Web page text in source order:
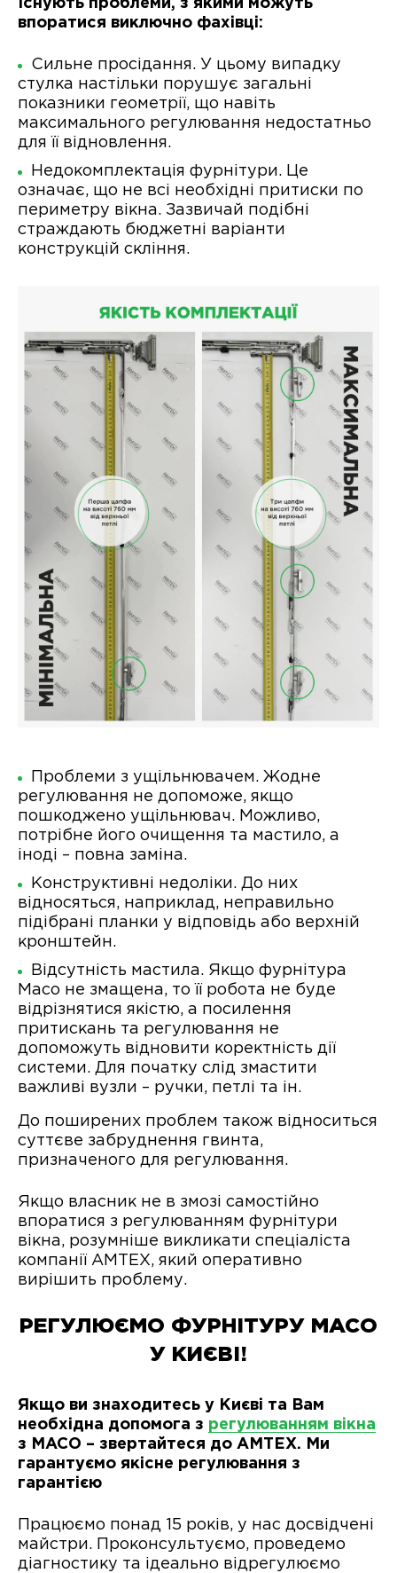
Існують проблеми, з якими можуть
впоратися виключно фахівці:
Сильне просідання. У цьому випадку
стулка настільки порушує загальні
показники геометрії, що навіть
максимального регулювання недостатньо
для її відновлення.
Недокомплектація фурнітури. Це
означає, що не всі необхідні притиски по
периметру вікна. Зазвичай подібні
страждають бюджетні варіанти
конструкцій скління.
Проблеми з ущільнювачем. Жодне
регулювання не допоможе, якщо
пошкоджено ущільнювач. Можливо,
потрібне його очищення та мастило, а
іноді – повна заміна.
Конструктивні недоліки. До них
відносяться, наприклад, неправильно
підібрані планки у відповідь або верхній
кронштейн.
Відсутність мастила. Якщо фурнітура
Maco не змащена, то її робота не буде
відрізнятися якістю, а посилення
притискань та регулювання не
допоможуть відновити коректність дії
системи. Для початку слід змастити
важливі вузли – ручки, петлі та ін.
До поширених проблем також відноситься
суттєве забруднення гвинта,
призначеного для регулювання.
Якщо власник не в змозі самостійно
впоратися з регулюванням фурнітури
вікна, розумніше викликати спеціаліста
компанії АМТЕХ, який оперативно
вирішить проблему.
РЕГУЛЮЄМО ФУРНІТУРУ MACO
У КИЄВІ!
Якщо ви знаходитесь у Києві та Вам
необхідна допомога з регулюванням вікна
з MACO – звертайтеся до АМТЕХ. Ми
гарантуємо якісне регулювання з
гарантією
Працюємо понад 15 років, у нас досвідчені
майстри. Проконсультуємо, проведемо
діагностику та ідеально відрегулюємо